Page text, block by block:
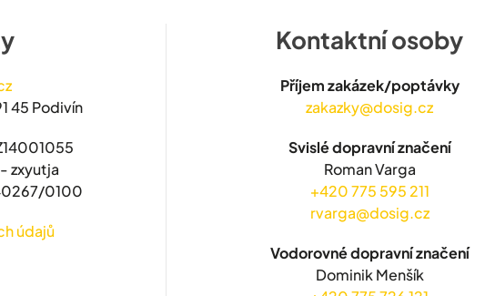
45 Podivín
zxyutja
0100
údajů
Kontaktní osoby
Příjem zakázek/poptávky
zakazky@dosig.cz
Svislé dopravní značení
Roman Varga
+420 775 595 211
rvarga@dosig.cz
Vodorovné dopravní značení
Dominik Menšík